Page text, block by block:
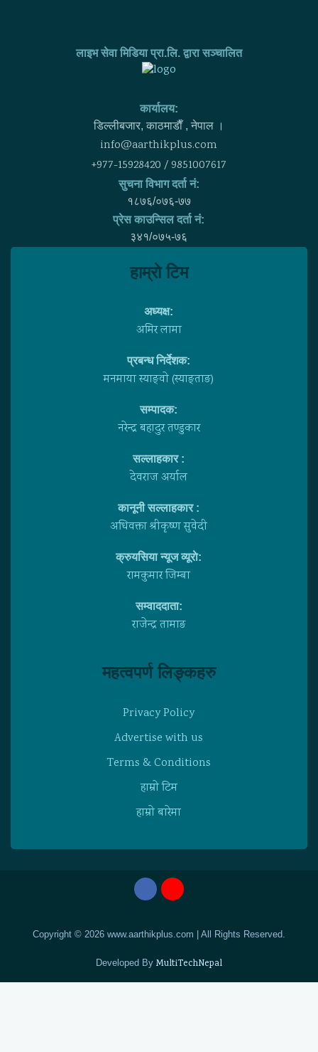
लाइभ सेवा मिडिया प्रा.लि. द्वारा सञ्चालित
कार्यालय:
डिल्लीबजार, काठमाडाैँ , नेपाल ।
info@aarthikplus.com
+977-15928420 / 9851007617
सुचना विभाग दर्ता नं:
१८७६/०७६-७७
प्रेस काउन्सिल दर्ता नं:
३४१/०७५-७६
हाम्राे टिम
अध्यक्ष:
अमिर लामा
प्रबन्ध निर्देशक:
मनमाया स्याङ्वाे (स्याङ्ताङ)
सम्पादक:
नरेन्द्र बहादुर तण्डुकार
सल्लाहकार :
देवराज अर्याल
कानूनी सल्लाहकार :
अधिवक्ता श्रीकृष्ण सुवेदी
क्रुयसिया न्यूज व्यूराे:
रामकुमार जिम्बा
सम्वाददाता:
राजेन्द्र तामाङ
महत्वपर्ण लिङ्कहरु
Privacy Policy
Advertise with us
Terms & Conditions
हाम्राे टिम
हाम्राे बारेमा
Copyright © 2026 www.aarthikplus.com | All Rights Reserved.
Developed By MultiTechNepal